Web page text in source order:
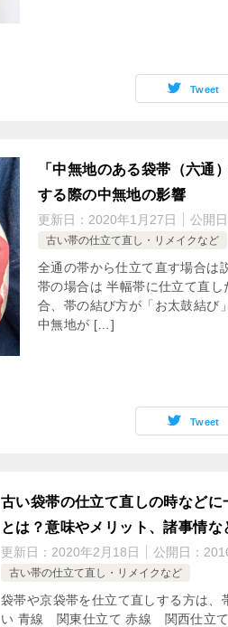
Tweet
「中無地のある袋帯（六通
する際の中無地の影響
更新日： 2020年1月27日 公開日
古い帯の仕立て直し・リメイクなど
全通の帯から仕立て直す場合は
帯の場合は 半幅帯に仕立て直
合、帯の結び方が「お太鼓結び
中無地が […]
Tweet
古い袋帯の仕立て直しの時など
とは？意味やメリット、諸事情な
更新日： 2020年2月18日 公開日：
古い帯の仕立て直し・リメイクなど
袋帯や京袋帯を仕立て直しする方は、
い 青線 関東仕立て 赤線 関西仕